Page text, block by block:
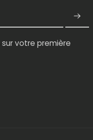
sur votre première